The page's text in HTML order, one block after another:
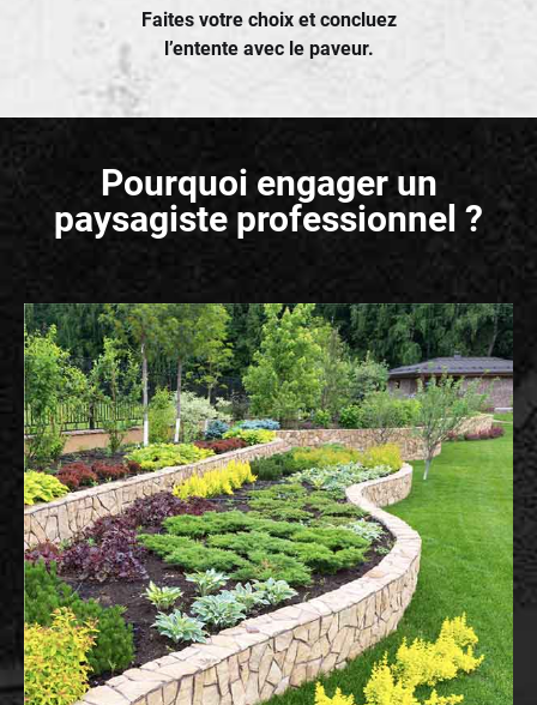
Faites votre choix et concluez
l’entente avec le paveur.
Pourquoi engager un
paysagiste professionnel ?